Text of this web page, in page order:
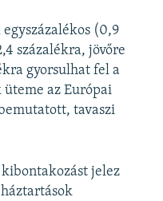
(0,9
százalékra, jövőre
gyorsulhat fel a
üteme az Európai
tavaszi
jelez